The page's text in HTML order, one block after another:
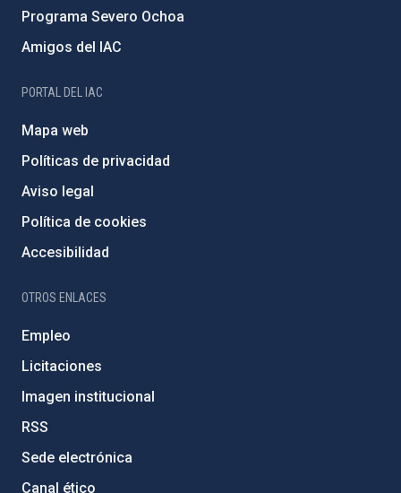
Programa Severo Ochoa
Amigos del IAC
PORTAL DEL IAC
Mapa web
Políticas de privacidad
Aviso legal
Política de cookies
Accesibilidad
OTROS ENLACES
Empleo
Licitaciones
Imagen institucional
RSS
Sede electrónica
Canal ético